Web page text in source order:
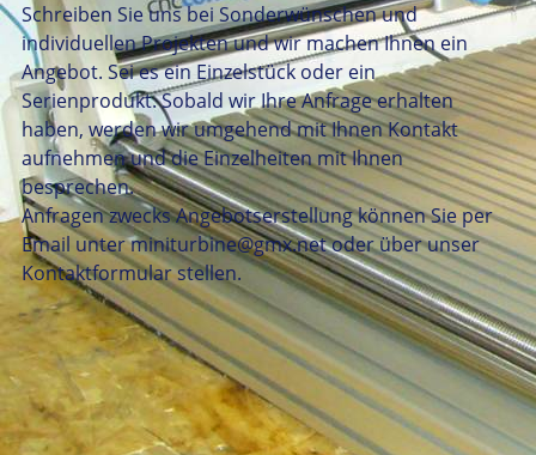
Schreiben Sie uns bei Sonderwünschen und
individuellen Projekten und wir machen Ihnen ein
Angebot. Sei es ein Einzelstück oder ein
Serienprodukt. Sobald wir Ihre Anfrage erhalten
haben, werden wir umgehend mit Ihnen Kontakt
aufnehmen und die Einzelheiten mit Ihnen
besprechen.
Anfragen zwecks Angebotserstellung können Sie per
Email unter miniturbine@gmx.net oder über unser
Kontaktformular stellen.